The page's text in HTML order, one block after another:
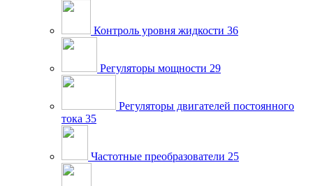
Контроль уровня жидкости 36
Регуляторы мощности 29
Регуляторы двигателей постоянного
тока 35
Частотные преобразователи 25